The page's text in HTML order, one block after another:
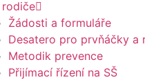
rodiče
Žádosti a formuláře
Desatero pro prvňáčky a
Metodik prevence
Přijímací řízení na SŠ